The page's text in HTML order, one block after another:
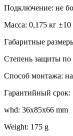
Подключение: не
Масса: 0,175 кг ±10
Габаритные
Степень защиты
Способ монтажа:
Гарантийный срок:
whd: 36x85x66 mm
Weight: 175 g